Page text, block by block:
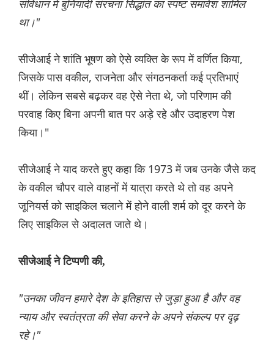
संविधान में बुनियादी संरचना सिद्धांत का स्पष्ट समावेश शामिल
था।"
सीजेआई ने शांति भूषण को ऐसे व्यक्ति के रूप में वर्णित किया,
जिसके पास वकील, राजनेता और संगठनकर्ता कई प्रतिभाएं
थीं। लेकिन सबसे बढ़कर वह ऐसे नेता थे, जो परिणाम की
परवाह किए बिना अपनी बात पर अड़े रहे और उदाहरण पेश
किया।"
सीजेआई ने याद करते हुए कहा कि 1973 में जब उनके जैसे कद
के वकील चौपर वाले वाहनों में यात्रा करते थे तो वह अपने
जूनियर्स को साइकिल चलाने में होने वाली शर्म को दूर करने के
लिए साइकिल से अदालत जाते थे।
सीजेआई ने टिप्पणी की,
"उनका जीवन हमारे देश के इतिहास से जुड़ा हुआ है और वह
न्याय और स्वतंत्रता की सेवा करने के अपने संकल्प पर दृढ़
रहे।"